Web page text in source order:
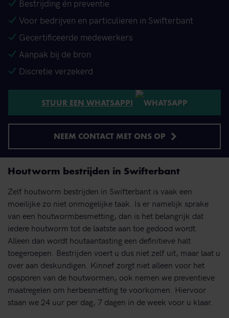
Bestrijding én preventie
Voor bedrijven en particulieren in Swifterbant
Gecertificeerde medewerkers
Aanpak bij de bron
Discretie verzekerd
STUUR EEN WHATSAPP!
NEEM CONTACT MET ONS OP
Houtworm bestrijden in Swifterbant
Zelf houtworm bestrijden in Swifterbant is vaak een
moeilijke zo niet onmogelijke taak. Is er namelijk sprake
van een houtwormbesmetting, dan is het belangrijk dat
iedere houtworm tot de laatste aan toe gedood wordt.
Alleen dan wordt houtaantasting een definitieve halt
toegeroepen. Bestrijden voert u dus niet zelf uit, maar laat u
over aan deskundigen. Kinnef zorgt niet alleen voor het
opsporen van de houtwormen, ook nemen we preventieve
maatregelen om herbesmetting te voorkomen. Hiervoor
staan we 24 uur per dag, 7 dagen in de week voor u klaar.